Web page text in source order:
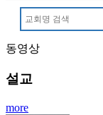
스
규
제
동영상
설교
more